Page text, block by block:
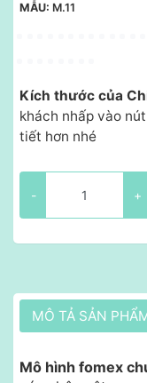
MẪU: M.11
Kích thước của
khách nhấp vào nút
tiết hơn nhé
- +
MÔ TẢ SẢN
Mô hình fomex